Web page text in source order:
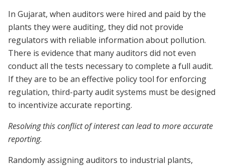
In Gujarat, when auditors were hired and paid by the
plants they were auditing, they did not provide
regulators with reliable information about pollution.
There is evidence that many auditors did not even
conduct all the tests necessary to complete a full audit.
If they are to be an effective policy tool for enforcing
regulation, third-party audit systems must be designed
to incentivize accurate reporting.
Resolving this conflict of interest can lead to more accurate
reporting.
Randomly assigning auditors to industrial plants,